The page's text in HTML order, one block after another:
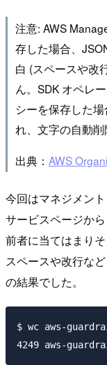
注意: AWS
存した場合、
白 (スペースや改
ん。SDK オペレ
シーを保存した
れ、文字の自動削
出典： AWS
今回はマネジメン
サービスページか
前者に当てはまりそ
スペースや改行な
の結果でした。
$ wc aws-